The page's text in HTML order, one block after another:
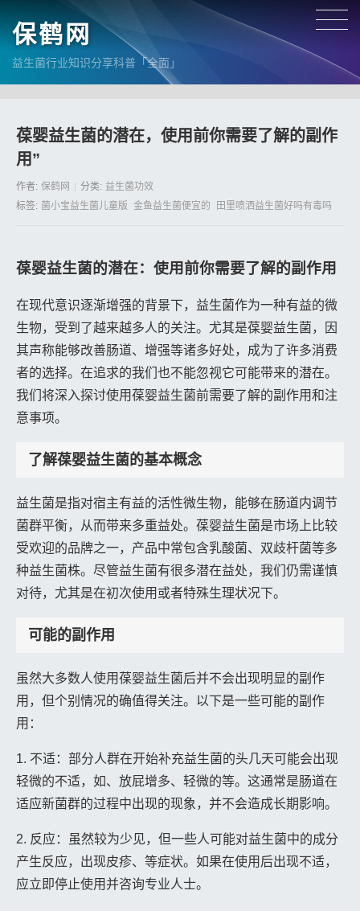
保鹤网
益生菌行业知识分享科普「全面」
葆婴益生菌的潜在，使用前你需要了解的副作
用”
作者: 保鹤网 分类: 益生菌功效
标签: 菌小宝益生菌儿童版 金鱼益生菌便宜的 田里喷洒益生菌好吗有毒吗
葆婴益生菌的潜在：使用前你需要了解的副作用
在现代意识逐渐增强的背景下，益生菌作为一种有益的微
生物，受到了越来越多人的关注。尤其是葆婴益生菌，因
其声称能够改善肠道、增强等诸多好处，成为了许多消费
者的选择。在追求的我们也不能忽视它可能带来的潜在。
我们将深入探讨使用葆婴益生菌前需要了解的副作用和注
意事项。
了解葆婴益生菌的基本概念
益生菌是指对宿主有益的活性微生物，能够在肠道内调节
菌群平衡，从而带来多重益处。葆婴益生菌是市场上比较
受欢迎的品牌之一，产品中常包含乳酸菌、双歧杆菌等多
种益生菌株。尽管益生菌有很多潜在益处，我们仍需谨慎
对待，尤其是在初次使用或者特殊生理状况下。
可能的副作用
虽然大多数人使用葆婴益生菌后并不会出现明显的副作
用，但个别情况的确值得关注。以下是一些可能的副作
用：
1. 不适：部分人群在开始补充益生菌的头几天可能会出现
轻微的不适，如、放屁增多、轻微的等。这通常是肠道在
适应新菌群的过程中出现的现象，并不会造成长期影响。
2. 反应：虽然较为少见，但一些人可能对益生菌中的成分
产生反应，出现皮疹、等症状。如果在使用后出现不适，
应立即停止使用并咨询专业人士。